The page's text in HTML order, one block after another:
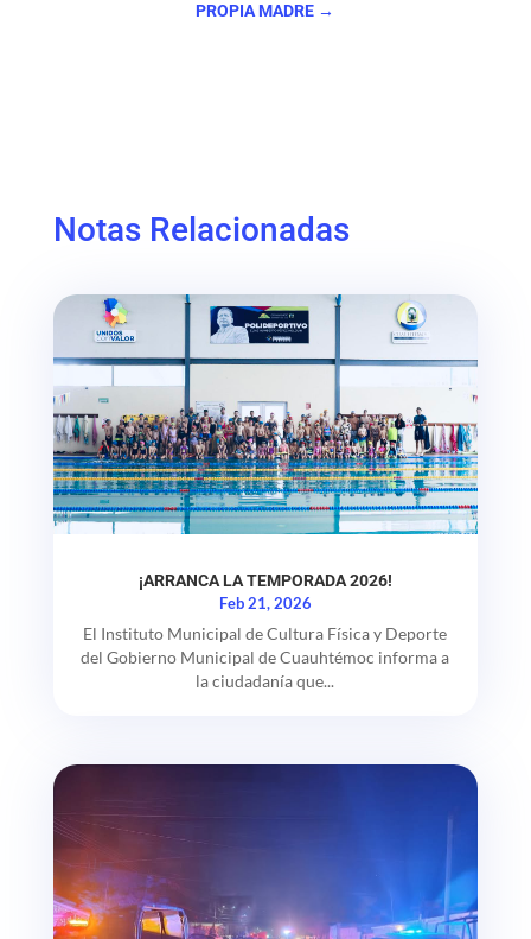
PROPIA MADRE →
Notas Relacionadas
¡ARRANCA LA TEMPORADA 2026!
Feb 21, 2026
El Instituto Municipal de Cultura Física y Deporte
del Gobierno Municipal de Cuauhtémoc informa a
la ciudadanía que...